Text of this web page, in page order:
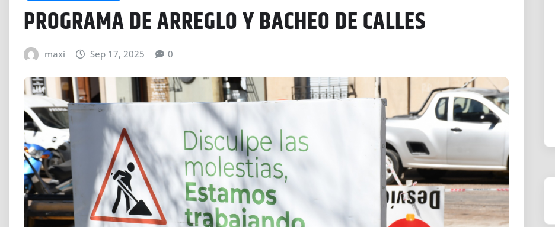
PROGRAMA DE ARREGLO Y BACHEO DE CALLES
maxi Sep 17, 2025 0